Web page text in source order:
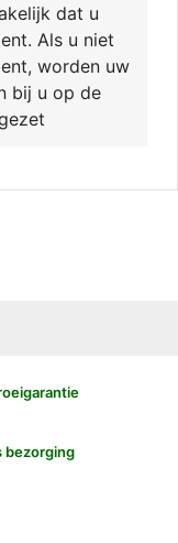
dat u
Als u niet
worden uw
bij u op de
bezorging